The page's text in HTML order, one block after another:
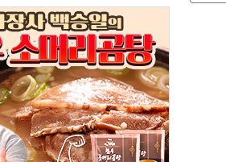
레이드데스크·웬디스↓
전 총력"